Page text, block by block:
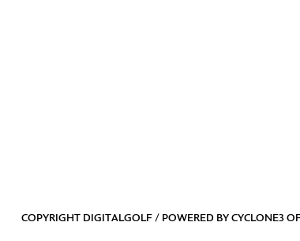
COPYRIGHT DIGITALGOLF / POWERED BYCYCLONE3